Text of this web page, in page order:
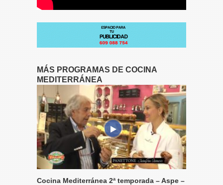
MÁS PROGRAMAS DE COCINA
MEDITERRÁNEA
Cocina Mediterránea 2ª temporada – Aspe –